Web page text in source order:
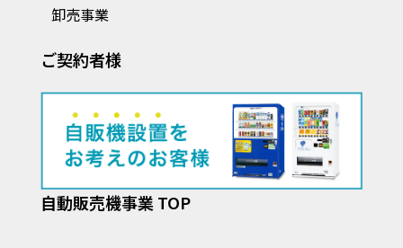
卸売事業
ご契約者様
自動販売機事業 TOP